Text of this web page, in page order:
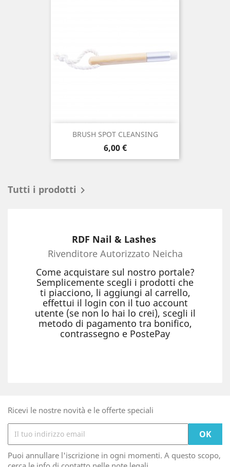
BRUSH SPOT CLEANSING
Prezzo
6,00 €
Tutti i prodotti 
RDF Nail & Lashes
Rivenditore Autorizzato Neicha
Come acquistare sul nostro portale?
Semplicemente scegli i prodotti che
ti piacciono, li aggiungi al carrello,
effettui il login con il tuo account
utente (se non lo hai lo crei), scegli il
metodo di pagamento tra bonifico,
contrassegno e PostePay
Ricevi le nostre novità e le offerte speciali
Puoi annullare l'iscrizione in ogni momenti. A questo scopo,